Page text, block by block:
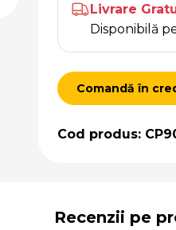
Livrare
Disponibilă
Comandă în
Cod produs:
Recenzii pe